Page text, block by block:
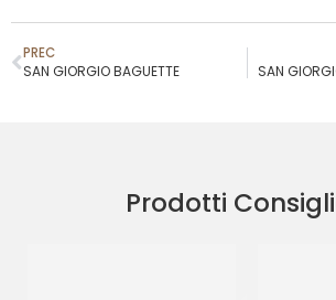
PREC
SAN GIORGIO BAGUETTE SAN
Prodotti